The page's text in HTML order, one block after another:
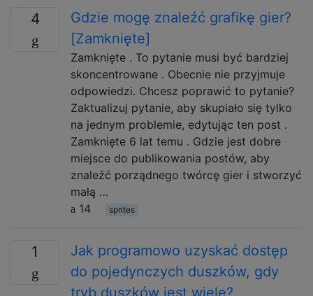
4
Gdzie mogę znaleźć grafikę gier?
[Zamknięte]
Zamknięte . To pytanie musi być bardziej
skoncentrowane . Obecnie nie przyjmuje
odpowiedzi. Chcesz poprawić to pytanie?
Zaktualizuj pytanie, aby skupiało się tylko
na jednym problemie, edytując ten post .
Zamknięte 6 lat temu . Gdzie jest dobre
miejsce do publikowania postów, aby
znaleźć porządnego twórcę gier i stworzyć
małą …
14
sprites
1
Jak programowo uzyskać dostęp
do pojedynczych duszków, gdy
tryb duszków jest wiele?